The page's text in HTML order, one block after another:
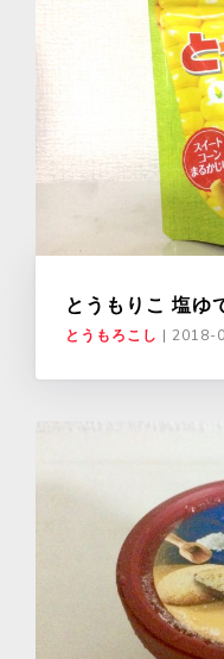
とうもりこ 塩ゆ
とうもろこし | 2018-